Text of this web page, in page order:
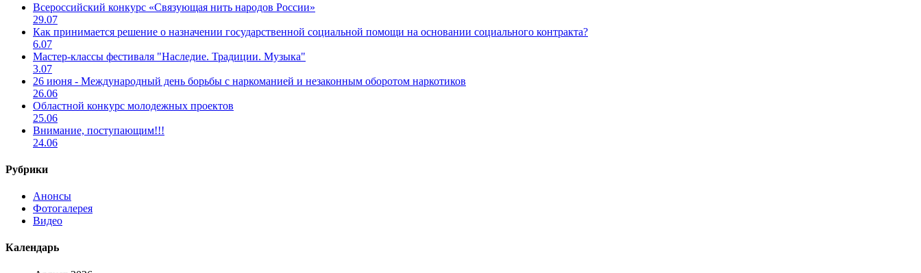
Всероссийский конкурс «Связующая нить народов России»
29.07
Как принимается решение о назначении государственной социальной помощи на основании социального контракта?
6.07
Мастер-классы фестиваля "Наследие. Традиции. Музыка"
3.07
26 июня - Международный день борьбы с наркоманией и незаконным оборотом наркотиков
26.06
Областной конкурс молодежных проектов
25.06
Внимание, поступающим!!!
24.06
Рубрики
Анонсы
Фотогалерея
Видео
Календарь